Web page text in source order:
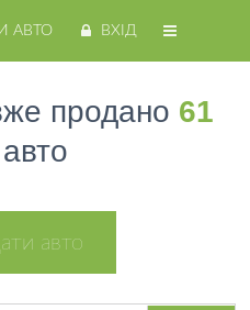
АВТО ВХІД
продано 61
авто
авто